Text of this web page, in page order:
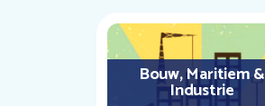
Bouw, Maritiem &
Industrie